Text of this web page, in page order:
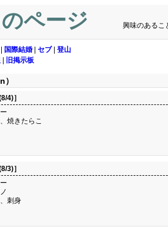
ページ 興味のあるこ
国際結婚 セブ| 登山
旧掲示板
4)］
焼きたらこ
3)］
刺身